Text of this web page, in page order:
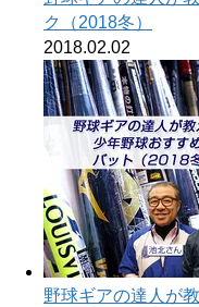
ク（2018冬）
2018.02.02
野球ギアの達人が